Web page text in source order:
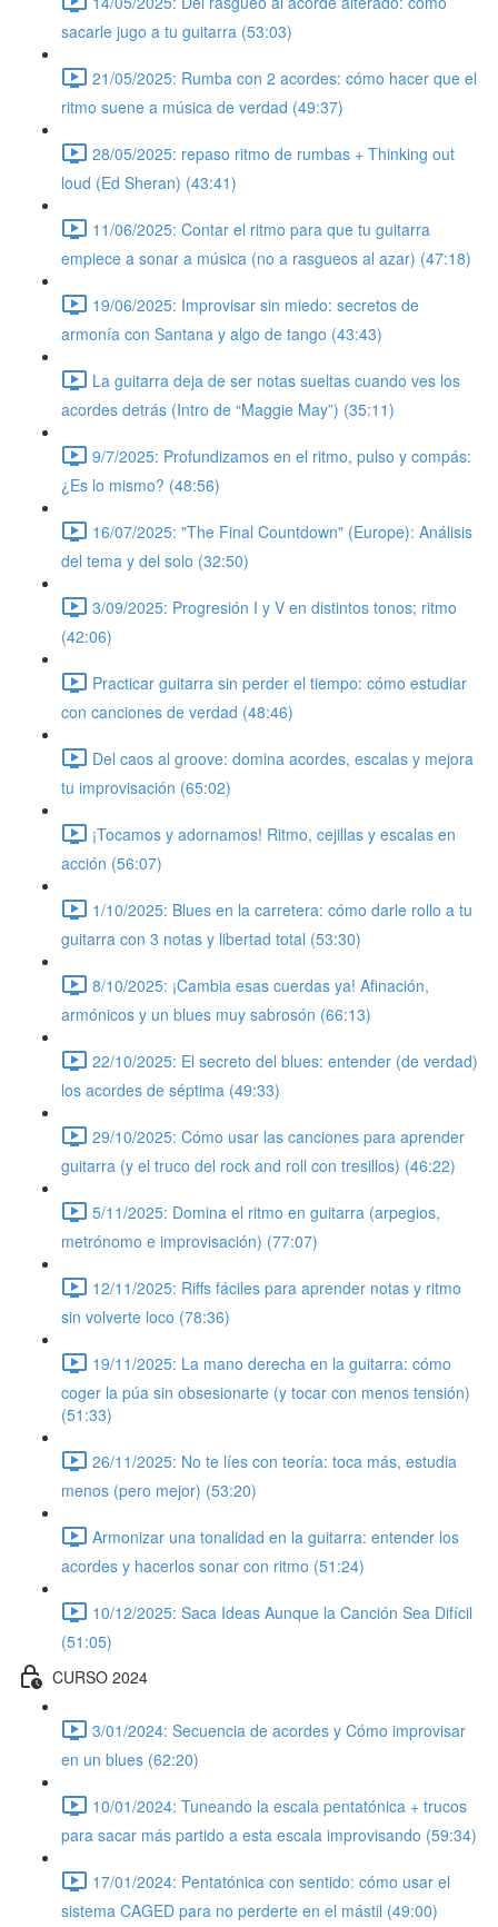
sacarle jugo a tu guitarra (53:03)
21/05/2025: Rumba con 2 acordes: cómo hacer que el
ritmo suene a música de verdad (49:37)
28/05/2025: repaso ritmo de rumbas + Thinking out
loud (Ed Sheran) (43:41)
11/06/2025: Contar el ritmo para que tu guitarra
empiece a sonar a música (no a rasgueos al azar) (47:18)
19/06/2025: Improvisar sin miedo: secretos de
armonía con Santana y algo de tango (43:43)
La guitarra deja de ser notas sueltas cuando ves los
acordes detrás (Intro de “Maggie May”) (35:11)
9/7/2025: Profundizamos en el ritmo, pulso y compás:
¿Es lo mismo? (48:56)
16/07/2025: "The Final Countdown" (Europe): Análisis
del tema y del solo (32:50)
3/09/2025: Progresión I y V en distintos tonos; ritmo
(42:06)
Practicar guitarra sin perder el tiempo: cómo estudiar
con canciones de verdad (48:46)
Del caos al groove: domina acordes, escalas y mejora
tu improvisación (65:02)
¡Tocamos y adornamos! Ritmo, cejillas y escalas en
acción (56:07)
1/10/2025: Blues en la carretera: cómo darle rollo a tu
guitarra con 3 notas y libertad total (53:30)
8/10/2025: ¡Cambia esas cuerdas ya! Afinación,
armónicos y un blues muy sabrosón (66:13)
22/10/2025: El secreto del blues: entender (de verdad)
los acordes de séptima (49:33)
29/10/2025: Cómo usar las canciones para aprender
guitarra (y el truco del rock and roll con tresillos) (46:22)
5/11/2025: Domina el ritmo en guitarra (arpegios,
metrónomo e improvisación) (77:07)
12/11/2025: Riffs fáciles para aprender notas y ritmo
sin volverte loco (78:36)
19/11/2025: La mano derecha en la guitarra: cómo
coger la púa sin obsesionarte (y tocar con menos tensión)
(51:33)
26/11/2025: No te líes con teoría: toca más, estudia
menos (pero mejor) (53:20)
Armonizar una tonalidad en la guitarra: entender los
acordes y hacerlos sonar con ritmo (51:24)
10/12/2025: Saca Ideas Aunque la Canción Sea Difícil
(51:05)
CURSO 2024
3/01/2024: Secuencia de acordes y Cómo improvisar
en un blues (62:20)
10/01/2024: Tuneando la escala pentatónica + trucos
para sacar más partido a esta escala improvisando (59:34)
17/01/2024: Pentatónica con sentido: cómo usar el
sistema CAGED para no perderte en el mástil (49:00)